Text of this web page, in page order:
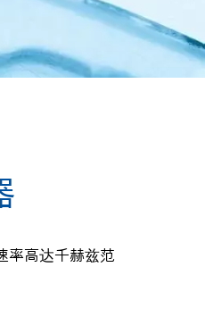
率高达千赫兹范